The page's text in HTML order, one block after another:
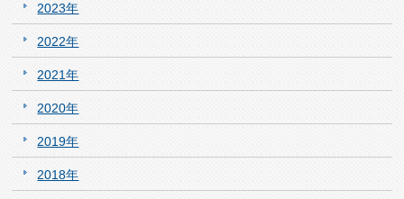
2023年
2022年
2021年
2020年
2019年
2018年